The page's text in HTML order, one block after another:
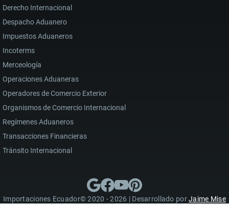
Derecho Internacional
Despacho Aduanero
Impuestos Aduaneros
Incoterms
Merceología
Operaciones Aduaneras
Operadores de Comercio Exterior
Organismos de Comercio Internacional
Regímenes Aduaneros
Transacciones Financieras
Tránsito Internacional
Importaciones Ecuador© 2020 - 2026 | Desarrollado porJaime Mise